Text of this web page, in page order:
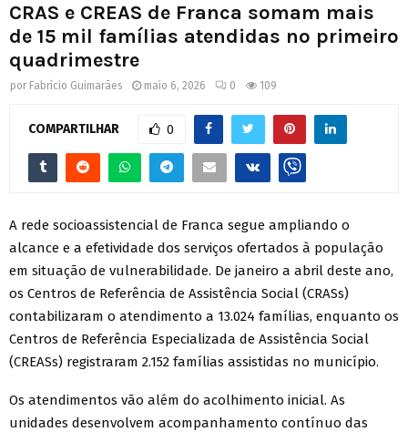
CRAS e CREAS de Franca somam mais
de 15 mil famílias atendidas no primeiro
quadrimestre
por Fabrício Guimarães maio 6, 2026 0 109
COMPARTILHAR 0
A rede socioassistencial de Franca segue ampliando o
alcance e a efetividade dos serviços ofertados à população
em situação de vulnerabilidade. De janeiro a abril deste ano,
os Centros de Referência de Assistência Social (CRASs)
contabilizaram o atendimento a 13.024 famílias, enquanto os
Centros de Referência Especializada de Assistência Social
(CREASs) registraram 2.152 famílias assistidas no município.
Os atendimentos vão além do acolhimento inicial. As
unidades desenvolvem acompanhamento contínuo das